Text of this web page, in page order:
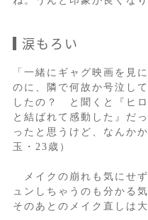
涙もろい
「一緒にギャグ映画を見
のに、隣で何故か号泣し
したの？ と聞くと『ヒ
と結ばれて感動した』だ
ったと思うけど、なんか
玉・23歳）
メイクの崩れも気にせ
ュンしちゃうのも分かる
そのあとのメイク直しは